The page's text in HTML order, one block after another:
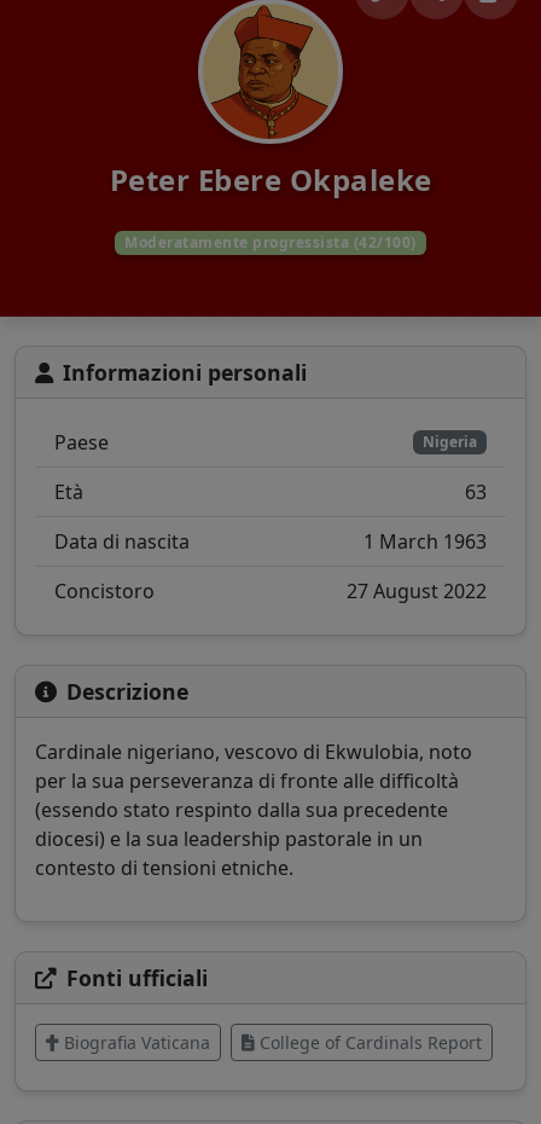
Peter Ebere Okpaleke
Moderatamente progressista (42/100)
Informazioni personali
Paese Nigeria
Età
63
Data di nascita
1 March 1963
Concistoro
27 August 2022
Descrizione
Cardinale nigeriano, vescovo di Ekwulobia, noto
per la sua perseveranza di fronte alle difficoltà
(essendo stato respinto dalla sua precedente
diocesi) e la sua leadership pastorale in un
contesto di tensioni etniche.
Fonti ufficiali
Biografia Vaticana College of Cardinals Report